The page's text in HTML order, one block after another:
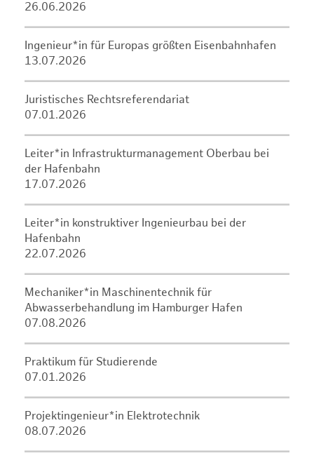
26.06.2026
Ingenieur*in für Europas größten Eisenbahnhafen
13.07.2026
Juristisches Rechtsreferendariat
07.01.2026
Leiter*in Infrastrukturmanagement Oberbau bei
der Hafenbahn
17.07.2026
Leiter*in konstruktiver Ingenieurbau bei der
Hafenbahn
22.07.2026
Mechaniker*in Maschinentechnik für
Abwasserbehandlung im Hamburger Hafen
07.08.2026
Praktikum für Studierende
07.01.2026
Projektingenieur*in Elektrotechnik
08.07.2026